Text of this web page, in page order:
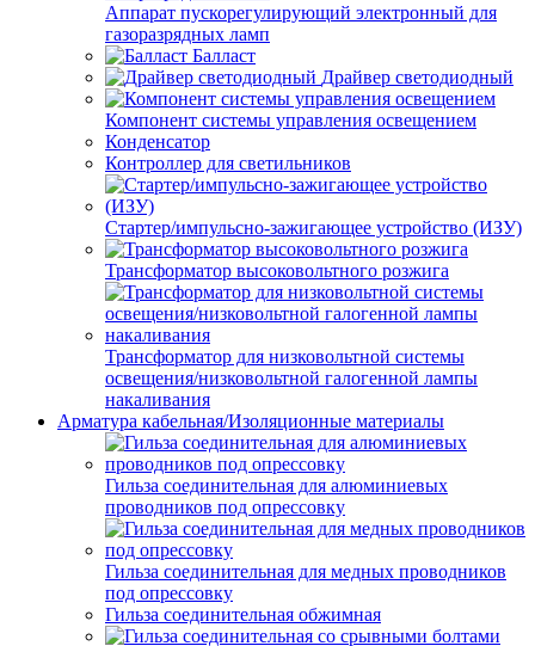
Аппарат пускорегулирующий электронный для
газоразрядных ламп
Балласт
Драйвер светодиодный
Компонент системы управления освещением
Конденсатор
Контроллер для светильников
Стартер/импульсно-зажигающее устройство (ИЗУ)
Трансформатор высоковольтного розжига
Трансформатор для низковольтной системы
освещения/низковольтной галогенной лампы
накаливания
Арматура кабельная/Изоляционные материалы
Гильза соединительная для алюминиевых
проводников под опрессовку
Гильза соединительная для медных проводников
под опрессовку
Гильза соединительная обжимная